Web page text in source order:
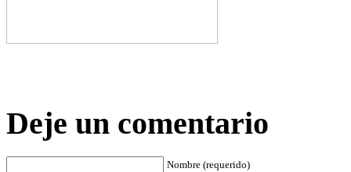
Deje un comentario
Nombre (requerido)